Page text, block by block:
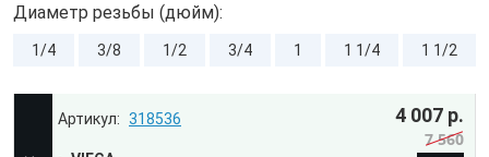
Диаметр резьбы (дюйм):
1/4 3/8 1/2 3/4 1 1 1/4 1 1/2
318536 4 007 р.
7 560